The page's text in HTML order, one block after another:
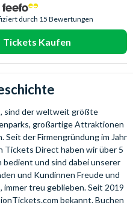
durch 15 Bewertungen
Tickets Kaufen
sind der weltweit größte
großartige Attraktionen
der Firmengründung im Jahr
Tickets Direct haben wir über 5
und sind dabei unserer
und Kundinnen Freude und
treu geblieben. Seit 2019
bekannt. Buchen